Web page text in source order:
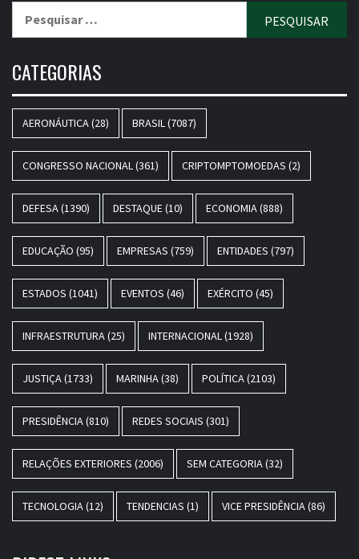
CATEGORIAS
AERONÁUTICA(28) BRASIL(7087)
CONGRESSO NACIONAL(361) CRIPTOMPTOMOEDAS (2)
DEFESA(1390) DESTAQUE(10) ECONOMIA(888)
EDUCAÇÃO (95) EMPRESAS (759) ENTIDADES (797)
ESTADOS (1041) EVENTOS (46) EXÉRCITO (45)
INFRAESTRUTURA(25) INTERNACIONAL(1928)
JUSTIÇA(1733) MARINHA(38) POLÍTICA(2103)
PRESIDÊNCIA(810) REDES SOCIAIS (301)
RELAÇÕES EXTERIORES (2006) SEM CATEGORIA(32)
TECNOLOGIA(12) TENDENCIAS (1) VICE PRESIDÊNCIA(86)